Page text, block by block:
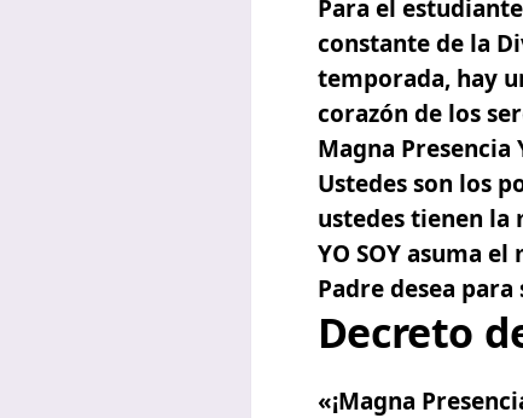
Para el
constante de la
temporada, hay
corazón de los
Magna Presencia
Ustedes son los
ustedes tienen
YO SOY asuma
Padre desea para
Decreto
«¡Magna